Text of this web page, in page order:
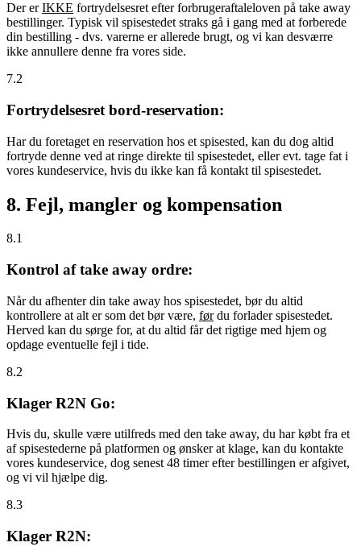
Der erIKKE fortrydelsesret efter forbrugeraftaleloven på take away
bestillinger. Typisk vil spisestedet straks gå i gang med at forberede
din bestilling - dvs. varerne er allerede brugt, og vi kan desværre
ikke annullere denne fra vores side.
7.2
Fortrydelsesret bord-reservation:
Har du foretaget en reservation hos et spisested, kan du dog altid
fortryde denne ved at ringe direkte til spisestedet, eller evt. tage fat i
vores kundeservice, hvis du ikke kan få kontakt til spisestedet.
8. Fejl, mangler og kompensation
8.1
Kontrol af take away ordre:
Når du afhenter din take away hos spisestedet, bør du altid
kontrollere at alt er som det bør være, førdu forlader spisestedet.
Herved kan du sørge for, at du altid får det rigtige med hjem og
opdage eventuelle fejl i tide.
8.2
Klager R2N Go:
Hvis du, skulle være utilfreds med den take away, du har købt fra et
af spisestederne på platformen og ønsker at klage, kan du kontakte
vores kundeservice, dog senest 48 timer efter bestillingen er afgivet,
og vi vil hjælpe dig.
8.3
Klager R2N: